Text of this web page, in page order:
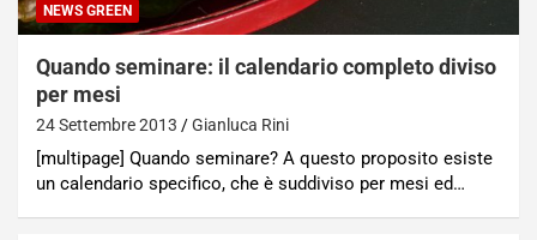
NEWS GREEN
Quando seminare: il calendario completo diviso
per mesi
24 Settembre 2013 Gianluca Rini
[multipage] Quando seminare? A questo proposito esiste
un calendario specifico, che è suddiviso per mesi ed…